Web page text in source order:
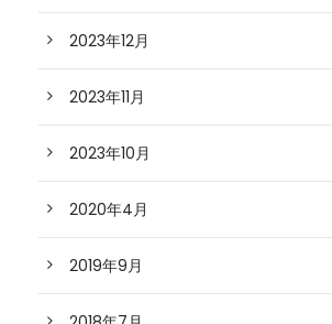
2023年12月
2023年11月
2023年10月
2020年4月
2019年9月